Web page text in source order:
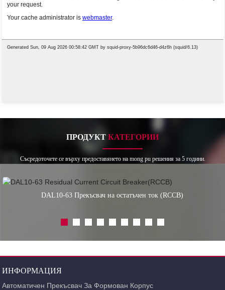
ПРОДУКТ КАТЕГОРИИ
Съсредоточете се върху предоставянето на mong pu решения за 5 години.
DAL10-63 Прекъсвач на остатъчен ток (RCCB)
ИНФОРМАЦИЯ
Автоматичен Прекъсвач За Формован Корпус